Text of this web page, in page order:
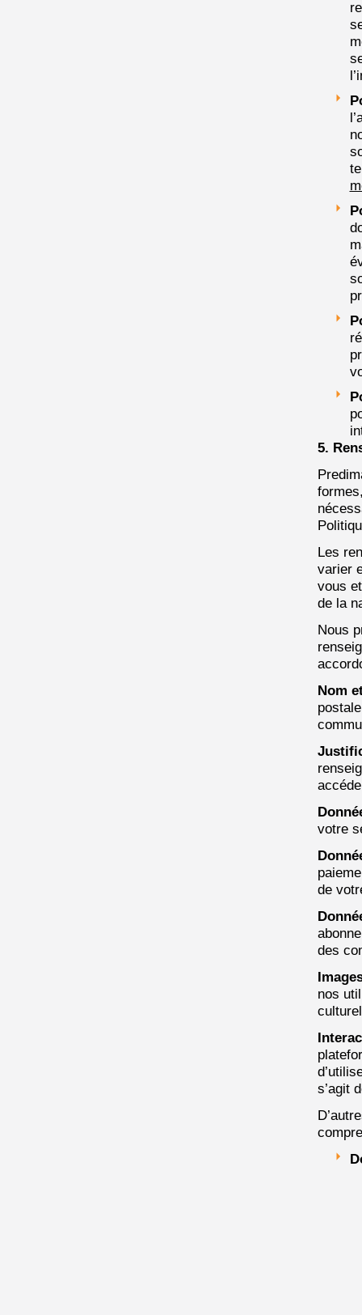
5.
Les
varier
vous
de la
Nous
Nom
votre
de
des
nos
s’agit